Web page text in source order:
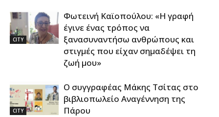
CITY
Φωτεινή Καϊοπούλου: «Η γραφή
έγινε ένας τρόπος να
ξανασυναντήσω ανθρώπους και
στιγμές που είχαν σημαδέψει τη
ζωή μου»
CITY
Ο συγγραφέας Μάκης Τσίτας στο
βιβλιοπωλείο Αναγέννηση της
Πάρου